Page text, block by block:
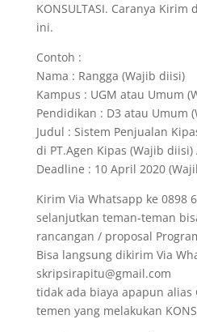
KONSULTASI. Caranya
ini.
Contoh :
Nama : Rangga (Wajib diisi)
Kampus : UGM atau Umum
Pendidikan : D3 atau Umum
Judul : Sistem Penjualan
di PT.Agen Kipas (Wajib
Deadline : 10 April 2020
Kirim Via Whatsapp ke 0898
selanjutkan teman-teman
rancangan / proposal
Bisa langsung dikirim Via
skripsirapitu@gmail.com
tidak ada biaya apapun alias
temen yang melakukan